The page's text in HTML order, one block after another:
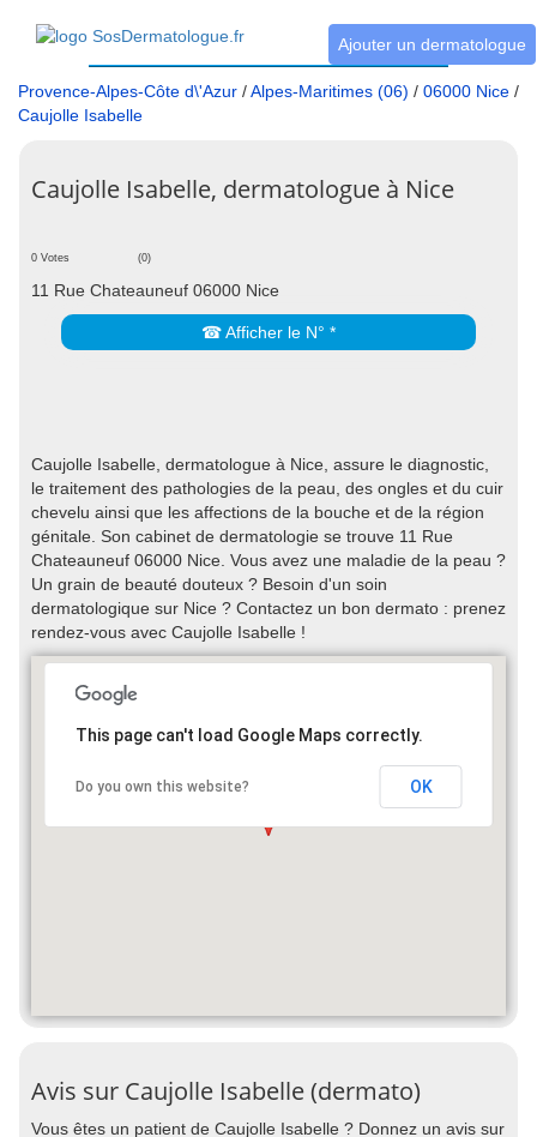
Ajouter un dermatologue
Provence-Alpes-Côte d\'Azur /Alpes-Maritimes (06) / 06000 Nice /
Caujolle Isabelle
Caujolle Isabelle, dermatologue à Nice
0 Votes (0)
11 Rue Chateauneuf 06000 Nice
☎ Afficher le N° *
Caujolle Isabelle, dermatologue à Nice, assure le diagnostic,
le traitement des pathologies de la peau, des ongles et du cuir
chevelu ainsi que les affections de la bouche et de la région
génitale. Son cabinet de dermatologie se trouve 11 Rue
Chateauneuf 06000 Nice. Vous avez une maladie de la peau ?
Un grain de beauté douteux ? Besoin d'un soin
dermatologique sur Nice ? Contactez un bon dermato : prenez
rendez-vous avec Caujolle Isabelle !
This page can't load Google Maps correctly.
Do you own this website? OK
Avis sur Caujolle Isabelle (dermato)
Vous êtes un patient de Caujolle Isabelle ? Donnez un avis sur